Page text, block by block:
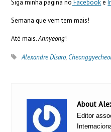
Siga minha página no Facebooke
Semana que vem tem mais!
Até mais.Annyeong!
Alexandre Disaro,
About
Editor